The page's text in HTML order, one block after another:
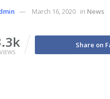
March 16, 2020 in News
VIEWS
Share on